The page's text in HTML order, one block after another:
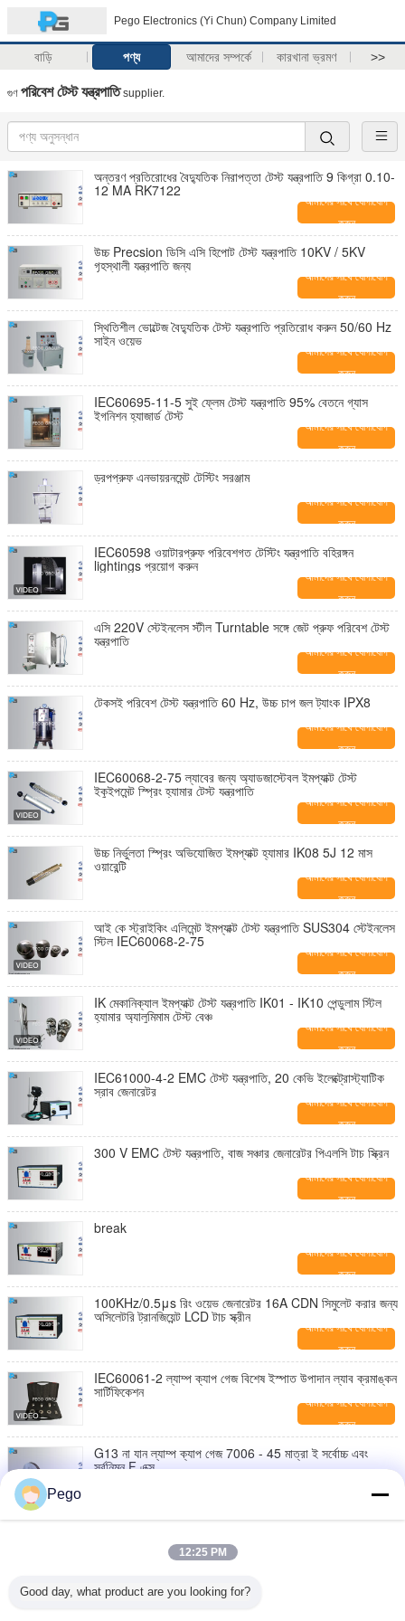
Pego Electronics (Yi Chun) Company Limited
বাড়ি পণ্য আমাদের সম্পর্কে কারখানা ভ্রমণ >>
গুণ পরিবেশ টেস্ট যন্ত্রপাতিsupplier.
অন্তরণ প্রতিরোধের বৈদ্যুতিক নিরাপত্তা টেস্ট যন্ত্রপাতি 9 কিগ্রা 0.10-
12 MA RK7122
আমাদের সাথে যোগাযোগ
করুন
উচ্চ Precsion ডিসি এসি হিপোট টেস্ট যন্ত্রপাতি 10KV / 5KV
গৃহস্থালী যন্ত্রপাতি জন্য
আমাদের সাথে যোগাযোগ
করুন
স্থিতিশীল ভোল্টেজ বৈদ্যুতিক টেস্ট যন্ত্রপাতি প্রতিরোধ করুন 50/60 Hz
সাইন ওয়েভ
আমাদের সাথে যোগাযোগ
করুন
IEC60695-11-5 সুই ফ্লেম টেস্ট যন্ত্রপাতি 95% বেতনে গ্যাস
ইগনিশন হ্যাজার্ড টেস্ট
আমাদের সাথে যোগাযোগ
করুন
ড্রপপ্রুফ এনভায়রনমেন্ট টেস্টিং সরঞ্জাম
আমাদের সাথে যোগাযোগ
করুন
IEC60598 ওয়াটারপ্রুফ পরিবেশগত টেস্টিং যন্ত্রপাতি বহিরঙ্গন
lightings প্রয়োগ করুন
আমাদের সাথে যোগাযোগ
করুন
এসি 220V স্টেইনলেস স্টীল Turntable সঙ্গে জেট প্রুফ পরিবেশ টেস্ট
যন্ত্রপাতি
আমাদের সাথে যোগাযোগ
করুন
টেকসই পরিবেশ টেস্ট যন্ত্রপাতি 60 Hz, উচ্চ চাপ জল ট্যাংক IPX8
আমাদের সাথে যোগাযোগ
করুন
IEC60068-2-75 ল্যাবের জন্য অ্যাডজাস্টেবল ইমপ্যাক্ট টেস্ট
ইকুইপমেন্ট স্প্রিং হ্যামার টেস্ট যন্ত্রপাতি
আমাদের সাথে যোগাযোগ
করুন
উচ্চ নির্ভুলতা স্প্রিং অভিযোজিত ইমপ্যাক্ট হ্যামার IK08 5J 12 মাস
ওয়ারেন্টি
আমাদের সাথে যোগাযোগ
করুন
আই কে স্ট্রাইকিং এলিমেন্ট ইমপ্যাক্ট টেস্ট যন্ত্রপাতি SUS304 স্টেইনলেস
স্টিল IEC60068-2-75
আমাদের সাথে যোগাযোগ
করুন
IK মেকানিক্যাল ইমপ্যাক্ট টেস্ট যন্ত্রপাতি IK01 - IK10 পেন্ডুলাম স্টিল
হ্যামার অ্যালুমিমাম টেস্ট বেঞ্চ
আমাদের সাথে যোগাযোগ
করুন
IEC61000-4-2 EMC টেস্ট যন্ত্রপাতি, 20 কেভি ইলেক্ট্রোস্ট্যাটিক
স্রাব জেনারেটর
আমাদের সাথে যোগাযোগ
করুন
300 V EMC টেস্ট যন্ত্রপাতি, বাজ সঞ্চার জেনারেটর পিএলসি টাচ স্ক্রিন
আমাদের সাথে যোগাযোগ
করুন
break
আমাদের সাথে যোগাযোগ
করুন
100KHz/0.5μs রিং ওয়েভ জেনারেটর 16A CDN সিমুলেট করার জন্য
অসিলেটরি ট্রানজিয়েন্ট LCD টাচ স্ক্রীন
আমাদের সাথে যোগাযোগ
করুন
IEC60061-2 ল্যাম্প ক্যাপ গেজ বিশেষ ইস্পাত উপাদান ল্যাব ক্রমাঙ্কন
সার্টিফিকেশন
আমাদের সাথে যোগাযোগ
করুন
G13 না যান ল্যাম্প ক্যাপ গেজ 7006 - 45 মাত্রা ই সর্বোচ্চ এবং
সর্বনিম্ন F এক্স
উচ্চ ঘনত্ব ল্যাম্প না যান পিন গেজ টেস্টিং ব্যাজগুলিতে প্রয়োগ করুন
Pego
12:25 PM
Good day, what product are you looking for?